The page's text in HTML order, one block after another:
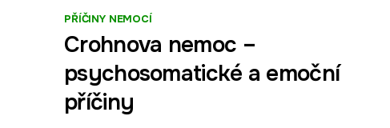
PŘÍČINY NEMOCÍ
Crohnova nemoc –
psychosomatické a emoční
příčiny